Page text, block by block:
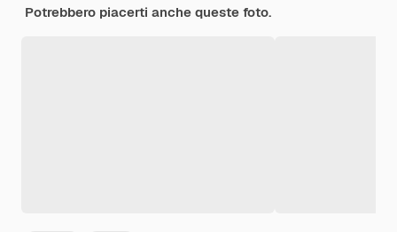
Potrebbero piacerti anche queste foto.